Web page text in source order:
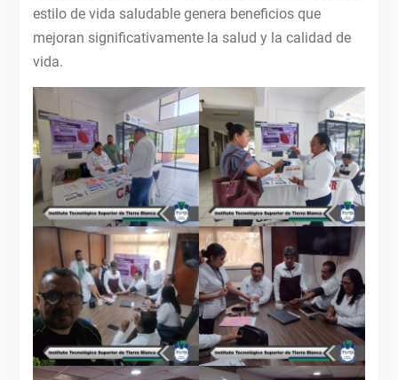
estilo de vida saludable genera beneficios que
mejoran significativamente la salud y la calidad de
vida.